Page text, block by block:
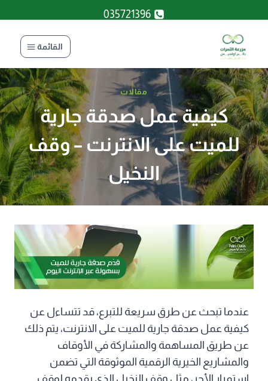
المحتوى
035721396
القائمة
مقالات
كيفية عمل صدقة جارية
للميت على الانترنت – وقف
النخيل
عندما تبحث عن طرق سريعة للتبرع، قد تتساءل عن
كيفية عمل صدقة جارية للميت على الانترنت، يتم ذلك
عن طريق المساهمة والمشاركة في الأوقاف
والمشاريع الخيرية الرقمية الموثوقة التي تضمن
استمرار الأجر، مثل وقف النخيل الذي يقدمه لوقف